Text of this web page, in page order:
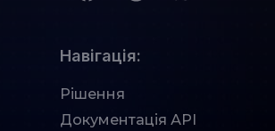
Рішення
Документація АРІ
Навігація: